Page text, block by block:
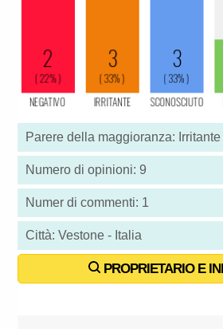
Parere della maggioranza: Irritante
Numero di opinioni: 9
Numer di commenti: 1
Città: Vestone - Italia
PROPRIETARIO E